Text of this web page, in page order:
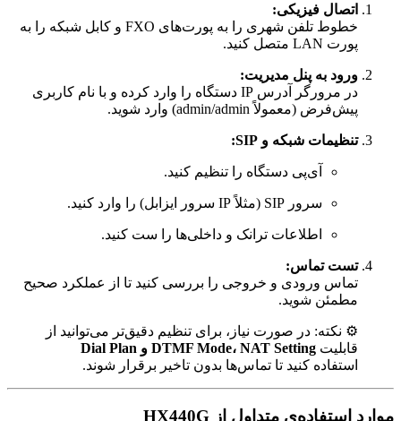
اتصال فیزیکی:
خطوط تلفن شهری را به پورت‌های FXO و کابل شبکه را به
پورت LAN متصل کنید.
ورود به پنل مدیریت:
در مرورگر آدرس IP دستگاه را وارد کرده و با نام کاربری
پیش‌فرض (معمولاً admin/admin) وارد شوید.
تنظیمات شبکه و SIP:
آی‌پی دستگاه را تنظیم کنید.
سرور SIP (مثلاً IP سرور ایزابل) را وارد کنید.
اطلاعات ترانک و داخلی‌ها را ست کنید.
تست تماس:
تماس ورودی و خروجی را بررسی کنید تا از عملکرد صحیح
مطمئن شوید.
⚙️ نکته: در صورت نیاز، برای تنظیم دقیق‌تر می‌توانید از
قابلیت DTMF Mode، NAT Setting و Dial Plan
استفاده کنید تا تماس‌ها بدون تاخیر برقرار شوند.
موارد استفاده‌ی متداول از HX440G